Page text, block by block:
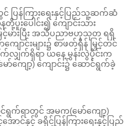
ပြန်ကြားရေးနှင့်ပြည်သူ့ဆက်ဆံ
တို့ပူး‌ပေါင်း၍ ကျောင်းသား
ြင့်မားပြီး အသိပညာဗဟုသုတ ရရှိ
ောင်းများ၌ စာဖတ်ရှိန် မြှင့်တင်
က်လျှက်ရှိရာ ယနေ့ မွန်းလွဲပိုင်းက
ျော့) ကျောင်း၌ ဆောင်ရွက်ခဲ့
င်ရွက်ရာတွင် အမက(မော်ကျော့)
ောင်နှင့် ခရိုင်ပြန်ကြားရေးနှင့်ပြည်